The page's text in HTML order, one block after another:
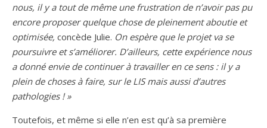
nous, il y a tout de même une frustration de n’avoir pas pu
encore proposer quelque chose de pleinement aboutie et
optimisée, concède Julie. On espère que le projet va se
poursuivre et s’améliorer. D’ailleurs, cette expérience nous
a donné envie de continuer à travailler en ce sens : il y a
plein de choses à faire, sur le LIS mais aussi d’autres
pathologies ! »
Toutefois, et même si elle n’en est qu’à sa première